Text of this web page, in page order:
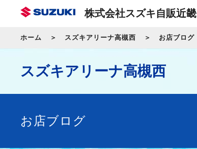
株式会社スズキ自販近畿
ホーム スズキアリーナ高槻西 お店ブログ
スズキアリーナ高槻西
お店ブログ